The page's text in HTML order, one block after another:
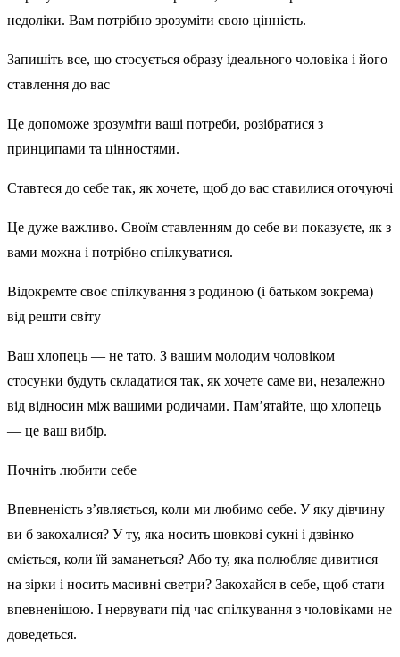
недоліки. Вам потрібно зрозуміти свою цінність.
Запишіть все, що стосується образу ідеального чоловіка і його
ставлення до вас
Це допоможе зрозуміти ваші потреби, розібратися з
принципами та цінностями.
Ставтеся до себе так, як хочете, щоб до вас ставилися оточуючі
Це дуже важливо. Своїм ставленням до себе ви показуєте, як з
вами можна і потрібно спілкуватися.
Відокремте своє спілкування з родиною (і батьком зокрема)
від решти світу
Ваш хлопець — не тато. З вашим молодим чоловіком
стосунки будуть складатися так, як хочете саме ви, незалежно
від відносин між вашими родичами. Пам’ятайте, що хлопець
— це ваш вибір.
Почніть любити себе
Впевненість з’являється, коли ми любимо себе. У яку дівчину
ви б закохалися? У ту, яка носить шовкові сукні і дзвінко
сміється, коли їй заманеться? Або ту, яка полюбляє дивитися
на зірки і носить масивні светри? Закохайся в себе, щоб стати
впевненішою. І нервувати під час спілкування з чоловіками не
доведеться.